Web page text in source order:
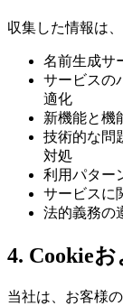
収集した情報は
名前生成サ
サービスの
適化
新機能と機
技術的な問
対処
利用パター
サービスに
法的義務の
4. Cookie
当社は、お客様